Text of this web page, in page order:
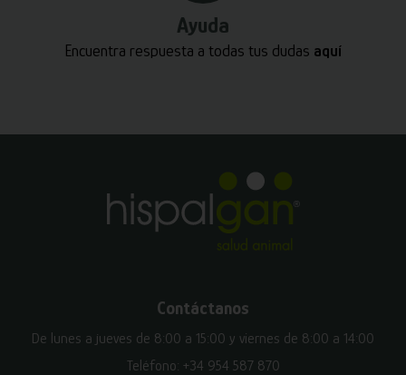
Ayuda
Encuentra respuesta a todas tus dudas aquí
Contáctanos
De lunes a jueves de 8:00 a 15:00 y viernes de 8:00 a 14:00
Teléfono: +34 954 587 870